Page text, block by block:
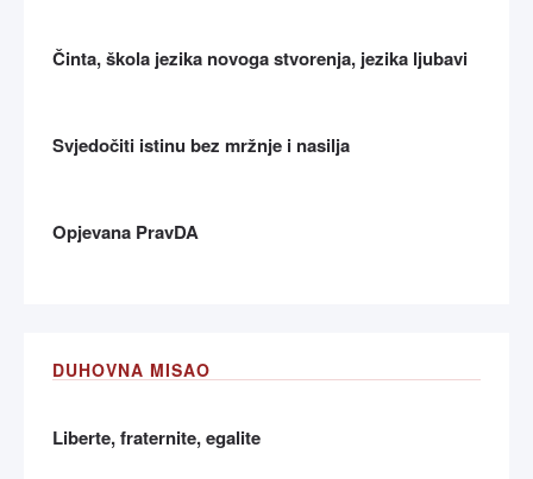
Činta, škola jezika novoga stvorenja, jezika ljubavi
Svjedočiti istinu bez mržnje i nasilja
Opjevana PravDA
DUHOVNA MISAO
Liberte, fraternite, egalite